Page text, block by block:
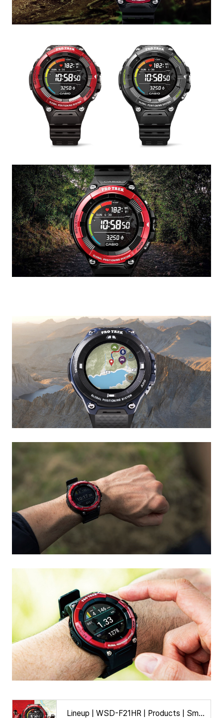
Lineup | WSD-F21HR | Products | Smart Outdoor Watch | PRO TREK Smart | CASIO